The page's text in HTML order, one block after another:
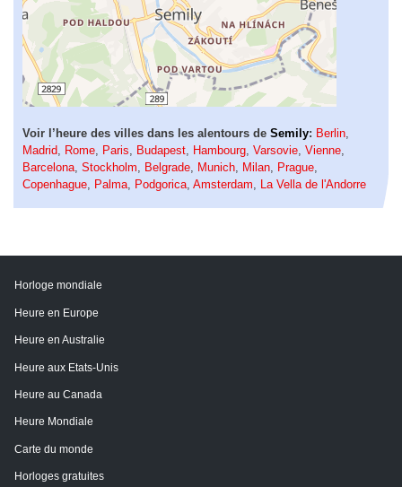
Voir l’heure des villes dans les alentours de Semily: Berlin
Madrid
Rome Paris Budapest Hambourg Varsovie Vienne
Barcelona Stockholm Belgrade Munich Milan Prague
Copenhague
Palma Podgorica Amsterdam La Vella de l'Andorre
Horloge mondiale
Heure en Europe
Heure en Australie
Heure aux Etats-Unis
Heure au Canada
Heure Mondiale
Carte du monde
Horloges gratuites